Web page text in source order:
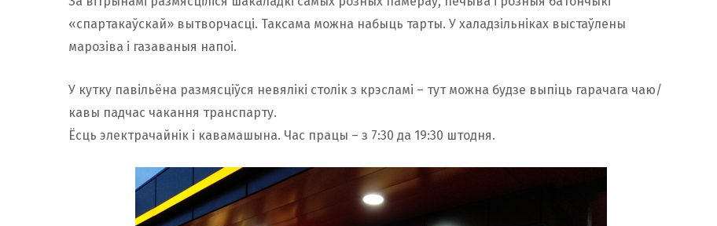
«спартакаўскай» вытворчасці. Таксама можна набыць тарты. У халадзільніках выстаўлены
марозіва і газаваныя напоі.
У кутку павільёна размясціўся невялікі столік з крэсламі – тут можна будзе выпіць гарачага чаю/
кавы падчас чакання транспарту.
Ёсць электрачайнік і кавамашына. Час працы – з 7:30 да 19:30 штодня.